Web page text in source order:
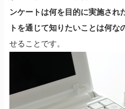
ンケートは何を目的に実施され
トを通じて知りたいことは何な
せることです。